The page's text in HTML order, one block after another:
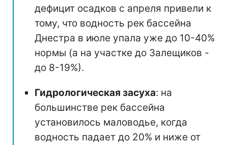
дефицит осадков с апреля привели к
тому, что водность рек бассейна
Днестра в июле упала уже до 10-40%
нормы (а на участке до Залещиков -
до 8-19%).
Гидрологическая засуха: на
большинстве рек бассейна
установилось маловодье, когда
водность падает до 20% и ниже от